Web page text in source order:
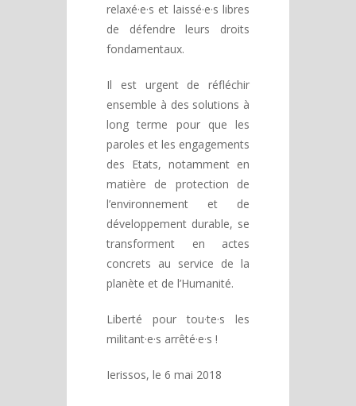
relaxé·e·s et laissé·e·s libres
de défendre leurs droits
fondamentaux.
Il est urgent de réfléchir
ensemble à des solutions à
long terme pour que les
paroles et les engagements
des Etats, notamment en
matière de protection de
l’environnement et de
développement durable, se
transforment en actes
concrets au service de la
planète et de l’Humanité.
Liberté pour tou·te·s les
militant·e·s arrêté·e·s !
Ierissos, le 6 mai 2018